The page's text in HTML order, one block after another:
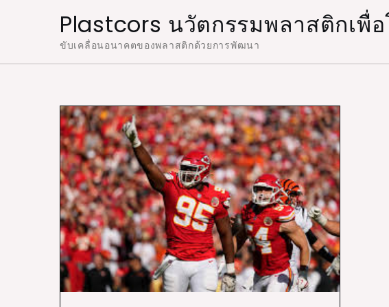
Plastcors นวัตกรรมพลาสติกเพื่
ขับเคลื่อนอนาคตของพลาสติกด้วยการพัฒนา